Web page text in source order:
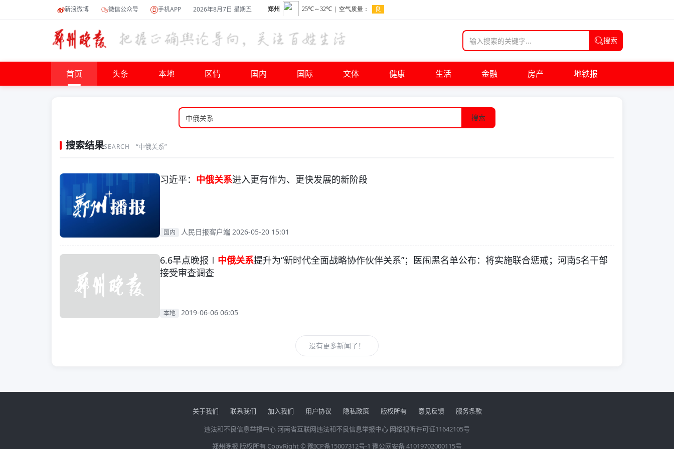
新浪微博 微信公众号 手机APP 2026年8月7日 星期五
搜索
首页 头条 本地 区情 国内 国际 文体 健康 生活 金融 房产 地铁报
搜索
搜索结果SEARCH “中俄关系”
习近平： 中俄关系进入更有作为、更快发展的新阶段
国内 人民日报客户端 2026-05-20 15:01
6.6早点晚报∣ 中俄关系提升为“新时代全面战略协作伙伴关系”；医闹黑名单公布：将实施联合惩戒；河南5名干部
接受审查调查
本地 2019-06-06 06:05
没有更多新闻了！
关于我们 联系我们 加入我们 用户协议 隐私政策 版权所有 意见反馈
服务条款
违法和不良信息举报中心河南省互联网违法和不良信息举报中心 网络视听许可证11642105号
郑州晚报 版权所有 CopyRight © 豫ICP备15007312号-1 豫公网安备 41019702000115号